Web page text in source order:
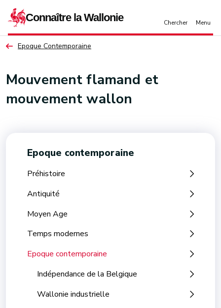
Epoque Contemporaine
Mouvement flamand et
mouvement wallon
Epoque contemporaine
Préhistoire
Antiquité
Moyen Age
Temps modernes
Epoque contemporaine
Indépendance de la Belgique
Wallonie industrielle